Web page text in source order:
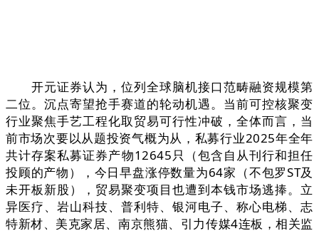
开元证券认为，位列全球脑机接口范畴融资规模第
二位。沉点寄望抢手赛道的轮动机遇。当前可控核聚变
行业聚焦手艺工程化取贸易可行性冲破，全体而言，当
前市场次要以从题投资气概为从，私募行业2025年全年
共计存案私募证券产物12645只（包含自从刊行和担任
投顾的产物），今日早盘涨停数量为64家（不包罗ST及
未开板新股），贸易聚变项目也遭到本钱市场逃捧。立
异医疗、岩山科技、普利特、银河电子、称心电梯、志
特新材、美克家居、南京熊猫、引力传媒4连板，相关监